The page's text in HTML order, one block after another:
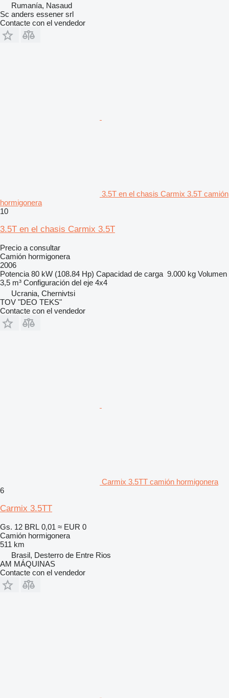
Rumanía, Nasaud
Sc anders essener srl
Contacte con el vendedor
3.5T en el chasis Carmix 3.5T camión
hormigonera
10
3.5T en el chasis Carmix 3.5T
Precio a consultar
Camión hormigonera
2006
Potencia 80 kW (108.84 Hp) Capacidad de carga 9.000 kg Volumen
3,5 m³ Configuración del eje 4x4
Ucrania, Chernivtsi
TOV "DEO TEKS"
Contacte con el vendedor
Carmix 3.5TT camión hormigonera
6
Carmix 3.5TT
Gs. 12 BRL 0,01 ≈ EUR 0
Camión hormigonera
511 km
Brasil, Desterro de Entre Rios
AM MÁQUINAS
Contacte con el vendedor